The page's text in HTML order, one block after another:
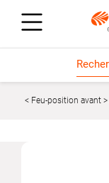
Feu-position avant